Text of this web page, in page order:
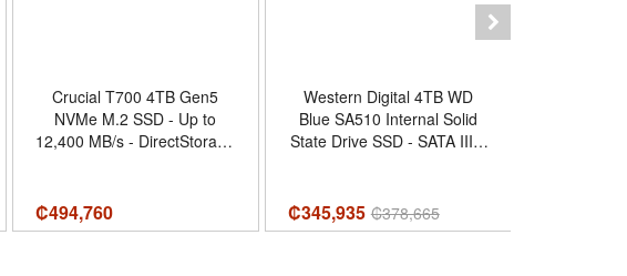
Crucial T700 4TB Gen5
NVMe M.2 SSD - Up to
12,400 MB/s - DirectStorage
Gaming, Photography,
Video Editing Design -
₡494,760
Western Digital 4TB WD
Blue SA510 Internal Solid
State Drive SSD - SATA III 6
Capacidad 4TB
₡345,935 ₡378,665